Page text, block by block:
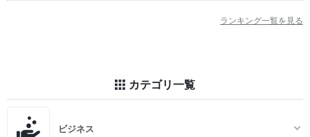
ランキング一覧を見る
カテゴリ一覧
ビジネス